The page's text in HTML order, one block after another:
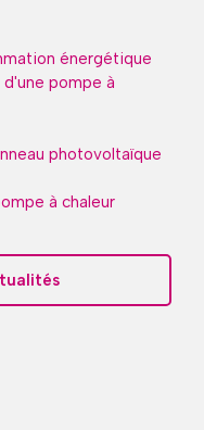
énergétique
pompe à
photovoltaïque
à chaleur